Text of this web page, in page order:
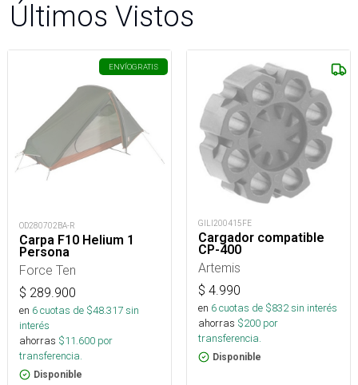
Últimos Vistos
ENVÍOGRATIS
OD280702BA-R
Carpa F10 Helium 1
Persona
Force Ten
$ 289.900
en 6cuotas de $48.317sin
interés
ahorras $11.600 por
transferencia.
Disponible
GILI200415FE
Cargador compatible
CP-400
Artemis
$ 4.990
en 6cuotas de $832sin interés
ahorras $200 por
transferencia.
Disponible